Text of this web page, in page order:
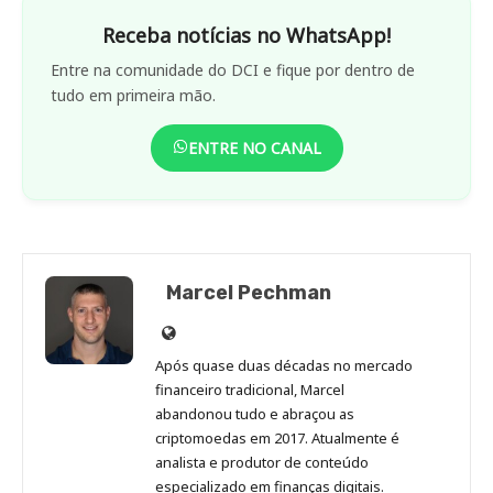
Receba notícias no WhatsApp!
Entre na comunidade do DCI e fique por dentro de
tudo em primeira mão.
ENTRE NO CANAL
Marcel Pechman
Site
de
Marcel
Pechman
Após quase duas décadas no mercado
financeiro tradicional, Marcel
abandonou tudo e abraçou as
criptomoedas em 2017. Atualmente é
analista e produtor de conteúdo
especializado em finanças digitais.